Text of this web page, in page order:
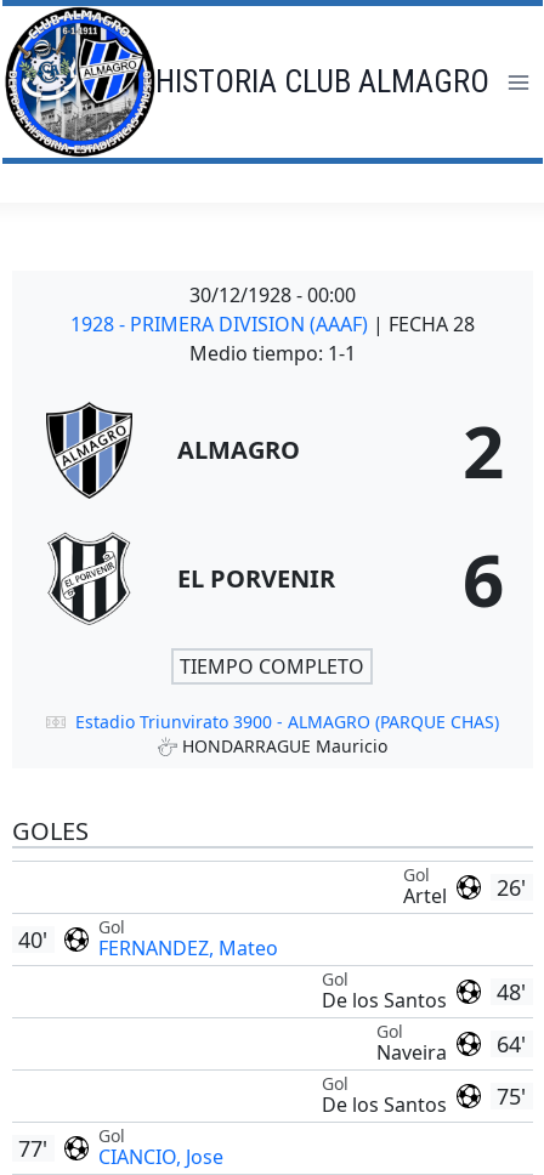
Saltar
al
contenido
HISTORIA CLUB ALMAGRO
30/12/1928 - 00:00
1928 - PRIMERA DIVISION (AAAF) | FECHA 28
Medio tiempo: 1-1
ALMAGRO 2
EL PORVENIR 6
TIEMPO COMPLETO
Estadio Triunvirato 3900 - ALMAGRO (PARQUE CHAS)
HONDARRAGUE Mauricio
GOLES
26'
Gol
Artel
Gol
FERNANDEZ, Mateo
40'
48'
Gol
De los Santos
64'
Gol
Naveira
75'
Gol
De los Santos
Gol
CIANCIO, Jose
77'